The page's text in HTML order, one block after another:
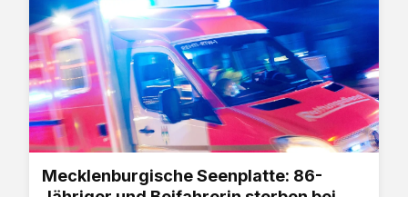
Mecklenburgische Seenplatte: 86-